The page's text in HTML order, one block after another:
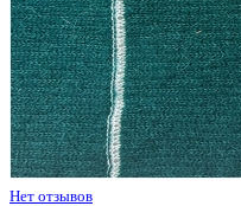
Нет отзывов